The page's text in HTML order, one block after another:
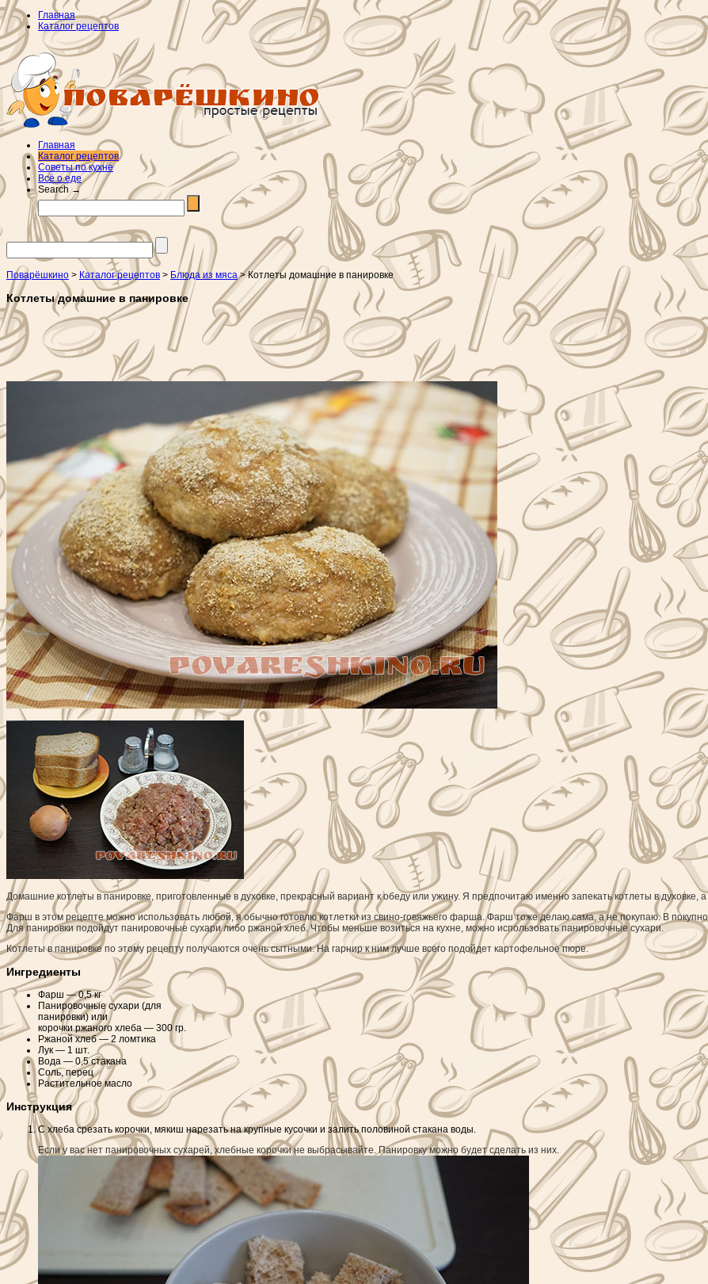
Главная
Каталог рецептов
Главная
Каталог рецептов
Советы по кухне
Всё о еде
Search →
Поварёшкино > Каталог рецептов > Блюда из мяса> Котлеты домашние в панировке
Котлеты домашние в панировке
Домашние котлеты в панировке, приготовленные в духовке, прекрасный вариант к обеду или ужину. Я предпочитаю именно запекать котлеты в духовке,
Фарш в этом рецепте можно использовать любой, я обычно готовлю котлетки из свино-говяжьего фарша. Фарш тоже делаю сама, а не покупаю. В
Для панировки подойдут панировочные сухари либо ржаной хлеб. Чтобы меньше возиться на кухне, можно использовать панировочные сухари.
Котлеты в панировке по этому рецепту получаются очень сытными. На гарнир к ним лучше всего подойдет картофельное пюре.
Ингредиенты
Фарш — 0,5 кг
Панировочные сухари (для
панировки) или
корочки ржаного хлеба — 300 гр.
Ржаной хлеб — 2 ломтика
Лук — 1 шт.
Вода — 0,5 стакана
Соль, перец
Растительное масло
Инструкция
С хлеба срезать корочки, мякиш нарезать на крупные кусочки и залить половиной стакана воды.
Если у вас нет панировочных сухарей, хлебные корочки не выбрасывайте. Панировку можно будет сделать из них.